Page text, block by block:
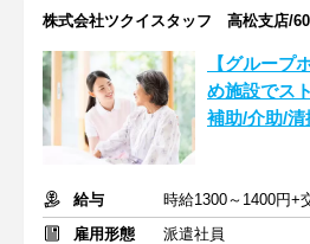
株式会社ツクイスタッフ 高松支店/
【グループ
め施設でス
補助/介助/清
給与
時給1300～1400円+
雇用形態
派遣社員